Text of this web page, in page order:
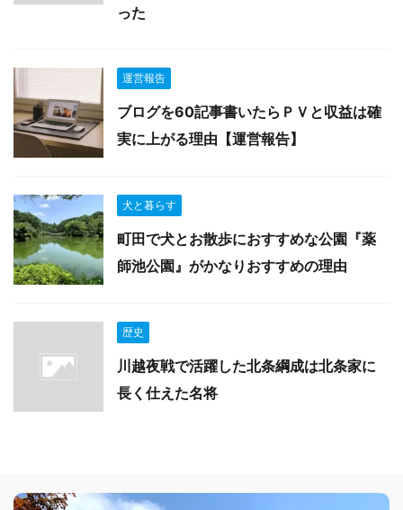
った
運営報告
ブログを60記事書いたらＰＶと収益は確
実に上がる理由【運営報告】
犬と暮らす
町田で犬とお散歩におすすめな公園『薬
師池公園』がかなりおすすめの理由
歴史
川越夜戦で活躍した北条綱成は北条家に
長く仕えた名将